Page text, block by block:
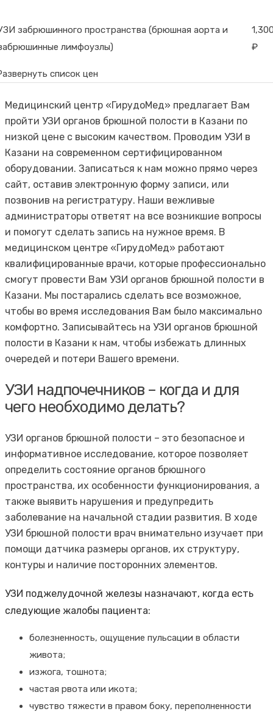
забрюшинного пространства (брюшная аорта и
лимфоузлы)
₽
список цен
Медицинский центр «ГирудоМед» предлагает Вам
пройти УЗИ органов брюшной полости в Казани по
низкой цене с высоким качеством. Проводим УЗИ в
Казани на современном сертифицированном
оборудовании. Записаться к нам можно прямо через
сайт, оставив электронную форму записи, или
позвонив на регистратуру. Наши вежливые
администраторы ответят на все возникшие вопросы
и помогут сделать запись на нужное время. В
медицинском центре «ГирудоМед» работают
квалифицированные врачи, которые профессионально
смогут провести Вам УЗИ органов брюшной полости в
Казани. Мы постарались сделать все возможное,
чтобы во время исследования Вам было максимально
комфортно. Записывайтесь на УЗИ органов брюшной
полости в Казани к нам, чтобы избежать длинных
очередей и потери Вашего времени.
УЗИ надпочечников – когда и для
чего необходимо делать?
УЗИ органов брюшной полости – это безопасное и
информативное исследование, которое позволяет
определить состояние органов брюшного
пространства, их особенности функционирования, а
также выявить нарушения и предупредить
заболевание на начальной стадии развития. В ходе
УЗИ брюшной полости врач внимательно изучает при
помощи датчика размеры органов, их структуру,
контуры и наличие посторонних элементов.
УЗИ поджелудочной железы назначают, когда есть
следующие жалобы пациента:
болезненность, ощущение пульсации в области
живота;
изжога, тошнота;
частая рвота или икота;
чувство тяжести в правом боку, переполненности